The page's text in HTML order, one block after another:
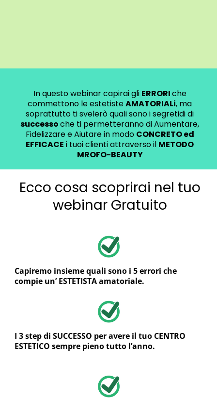
In questo webinar capirai gli ERRORIche
commettono le estetisteAMATORIALi, ma
soprattutto ti svelerò quali sono i segretidi di
successoche ti permetteranno di Aumentare,
Fidelizzare e Aiutare in modo CONCRETO ed
EFFICACE i tuoi clienti attraverso il METODO
MROFO-BEAUTY
Ecco cosa scoprirai nel tuo
webinar Gratuito
Capiremo insieme quali sono i 5 errori che
compie un’ ESTETISTA amatoriale.
I 3 step di SUCCESSO per avere il tuo CENTRO
ESTETICO sempre pieno tutto l’anno.